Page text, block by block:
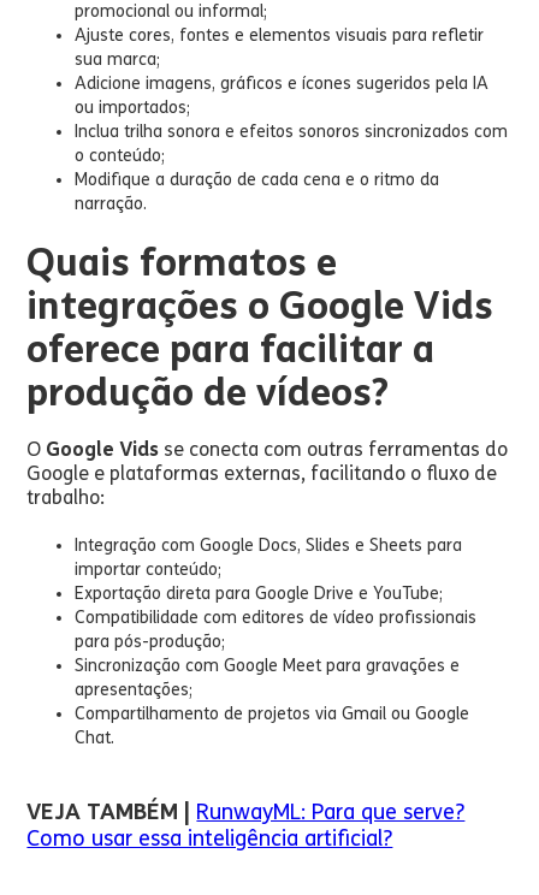
promocional ou informal;
Ajuste cores, fontes e elementos visuais para refletir
sua marca;
Adicione imagens, gráficos e ícones sugeridos pela IA
ou importados;
Inclua trilha sonora e efeitos sonoros sincronizados com
o conteúdo;
Modifique a duração de cada cena e o ritmo da
narração.
Quais formatos e
integrações o Google Vids
oferece para facilitar a
produção de vídeos?
O Google Vids se conecta com outras ferramentas do
Google e plataformas externas, facilitando o fluxo de
trabalho:
Integração com Google Docs, Slides e Sheets para
importar conteúdo;
Exportação direta para Google Drive e YouTube;
Compatibilidade com editores de vídeo profissionais
para pós-produção;
Sincronização com Google Meet para gravações e
apresentações;
Compartilhamento de projetos via Gmail ou Google
Chat.
VEJA TAMBÉM |
RunwayML: Para que serve?
Como usar essa inteligência artificial?